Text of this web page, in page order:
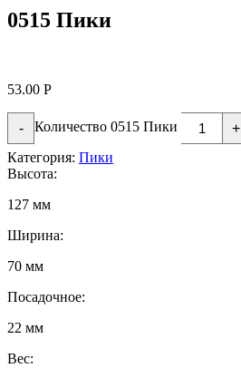
0515 Пики
53.00 Р
- Количество 0515 Пики +
Категория: Пики
Высота:
127 мм
Ширина:
70 мм
Посадочное:
22 мм
Вес: